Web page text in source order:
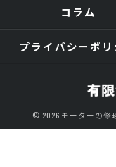
コラム
プライバシーポリ
© 2026 モーターの修理